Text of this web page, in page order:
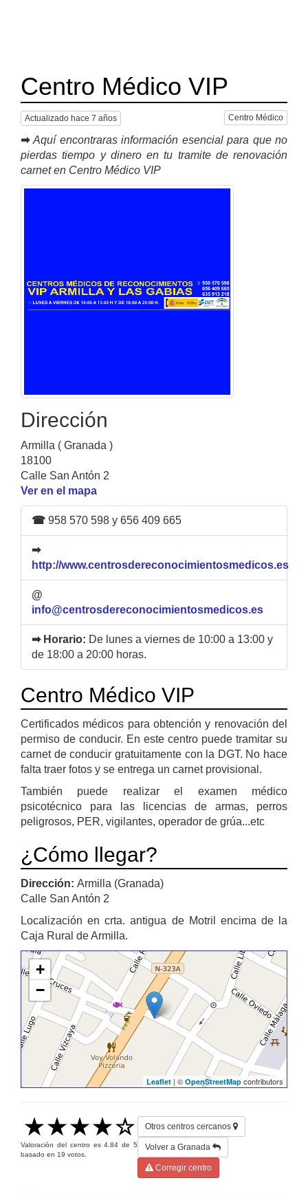
Centro Médico VIP
Actualizado hace 7 años Centro Médico
➡ Aquí encontraras información esencial para que no
pierdas tiempo y dinero en tu tramite de renovación
carnet en Centro Médico VIP
Dirección
Armilla ( Granada )
18100
Calle San Antón 2
Ver en el mapa
☎ 958 570 598 y 656 409 665
➡
http://www.centrosdereconocimientosmedicos.es
@
info@centrosdereconocimientosmedicos.es
➡ Horario: De lunes a viernes de 10:00 a 13:00 y
de 18:00 a 20:00 horas.
Centro Médico VIP
Certificados médicos para obtención y renovación del
permiso de conducir. En este centro puede tramitar su
carnet de conducir gratuitamente con la DGT. No hace
falta traer fotos y se entrega un carnet provisional.
También puede realizar el examen médico
psicotécnico para las licencias de armas, perros
peligrosos, PER, vigilantes, operador de grúa...etc
¿Cómo llegar?
Dirección: Armilla (Granada)
Calle San Antón 2
Localización en crta. antigua de Motril encima de la
Caja Rural de Armilla.
+
−
Leaflet | © OpenStreetMap contributors
Valoración del centro es4.84 de5
basado en 19 votos.
Otros centros cercanos
Volver a Granada
Corregir centro